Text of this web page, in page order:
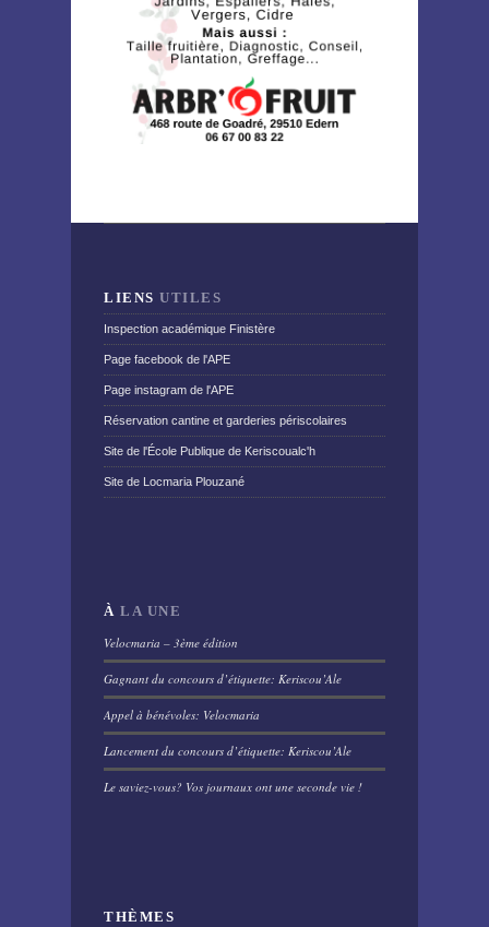
LIENS UTILES
Inspection académique Finistère
Page facebook de l'APE
Page instagram de l'APE
Réservation cantine et garderies périscolaires
Site de l'École Publique de Keriscoualc'h
Site de Locmaria Plouzané
À LA UNE
Velocmaria – 3ème édition
Gagnant du concours d’étiquette: Keriscou’Ale
Appel à bénévoles: Velocmaria
Lancement du concours d’étiquette: Keriscou’Ale
Le saviez-vous? Vos journaux ont une seconde vie !
THÈMES